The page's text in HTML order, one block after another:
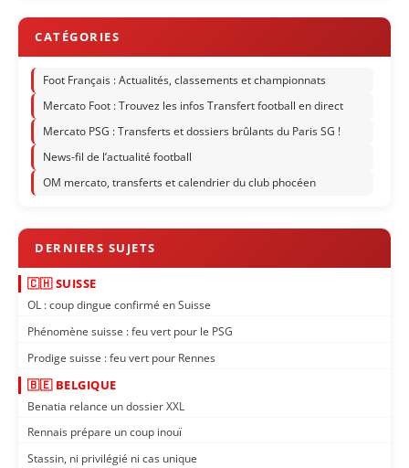
Foot Français : Actualités, classements et championnats
Mercato Foot : Trouvez les infos Transfert football en direct
Mercato PSG : Transferts et dossiers brûlants du Paris SG !
News-fil de l’actualité football
OM mercato, transferts et calendrier du club phocéen
🇨🇭 SUISSE
OL : coup dingue confirmé en Suisse
Phénomène suisse : feu vert pour le PSG
Prodige suisse : feu vert pour Rennes
🇧🇪 BELGIQUE
Benatia relance un dossier XXL
Rennais prépare un coup inouï
Stassin, ni privilégié ni cas unique